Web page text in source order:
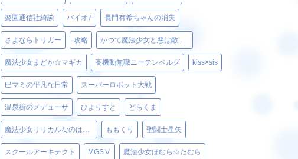
楽園通信社綺談 バイオ7 長門有希ちゃんの消失
さよならトリガー 攻略 かつて魔法少女と悪は敵対していた。
魔法少女まどか☆マギカ 高機動無職ニーテンベルグ kiss×sis
巴マミの平凡な日常 スーパーロボット大戦
温泉街のメデューサ ひよりすと どらくま
魔法少女リリカルなのはViVid ももくり 聖闘士星矢
スクールアーキテクト MGSⅤ 魔法少女ほむら☆たむら